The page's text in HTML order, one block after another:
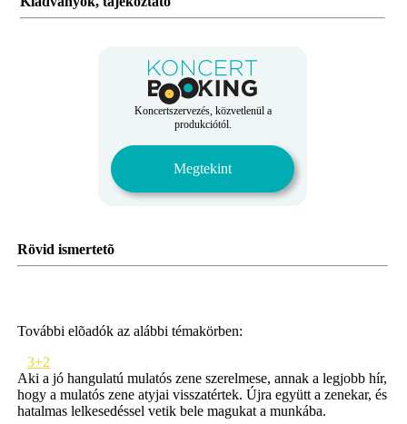
Koncertszervezés, közvetlenül a
produkciótól.
Megtekint
Rövid ismertetõ
További elõadók az alábbi témakörben:
3+2
Aki a jó hangulatú mulatós zene szerelmese, annak a legjobb hír,
hogy a mulatós zene atyjai visszatértek. Újra együtt a zenekar, és
hatalmas lelkesedéssel vetik bele magukat a munkába.